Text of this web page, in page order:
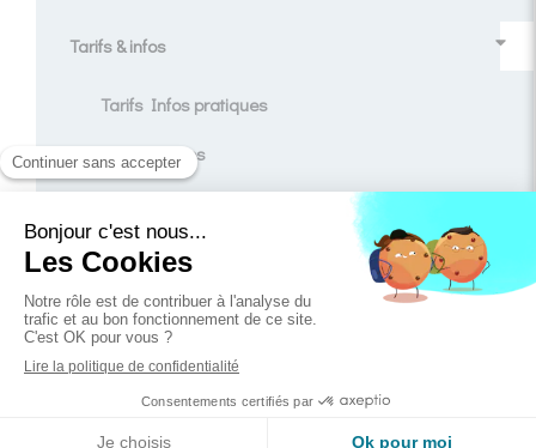
Tarifs & infos
Tarifs Infos pratiques
Témoignages
Blog
Création et référencement du site par Simplébo
Ce site est parrainé par la
Chambre Syndicale de la Sophrologie